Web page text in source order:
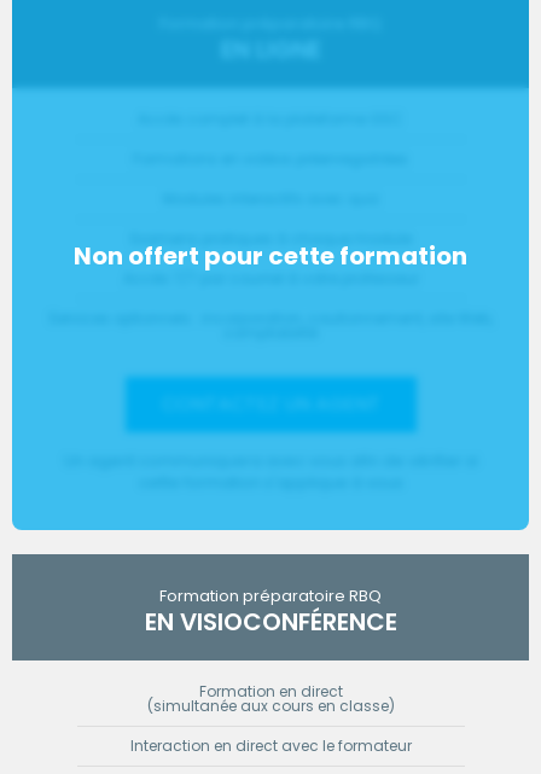
Formation préparatoire RBQ
EN VISIOCONFÉRENCE
Formation en direct
(simultanée aux cours en classe)
Interaction en direct avec le formateur